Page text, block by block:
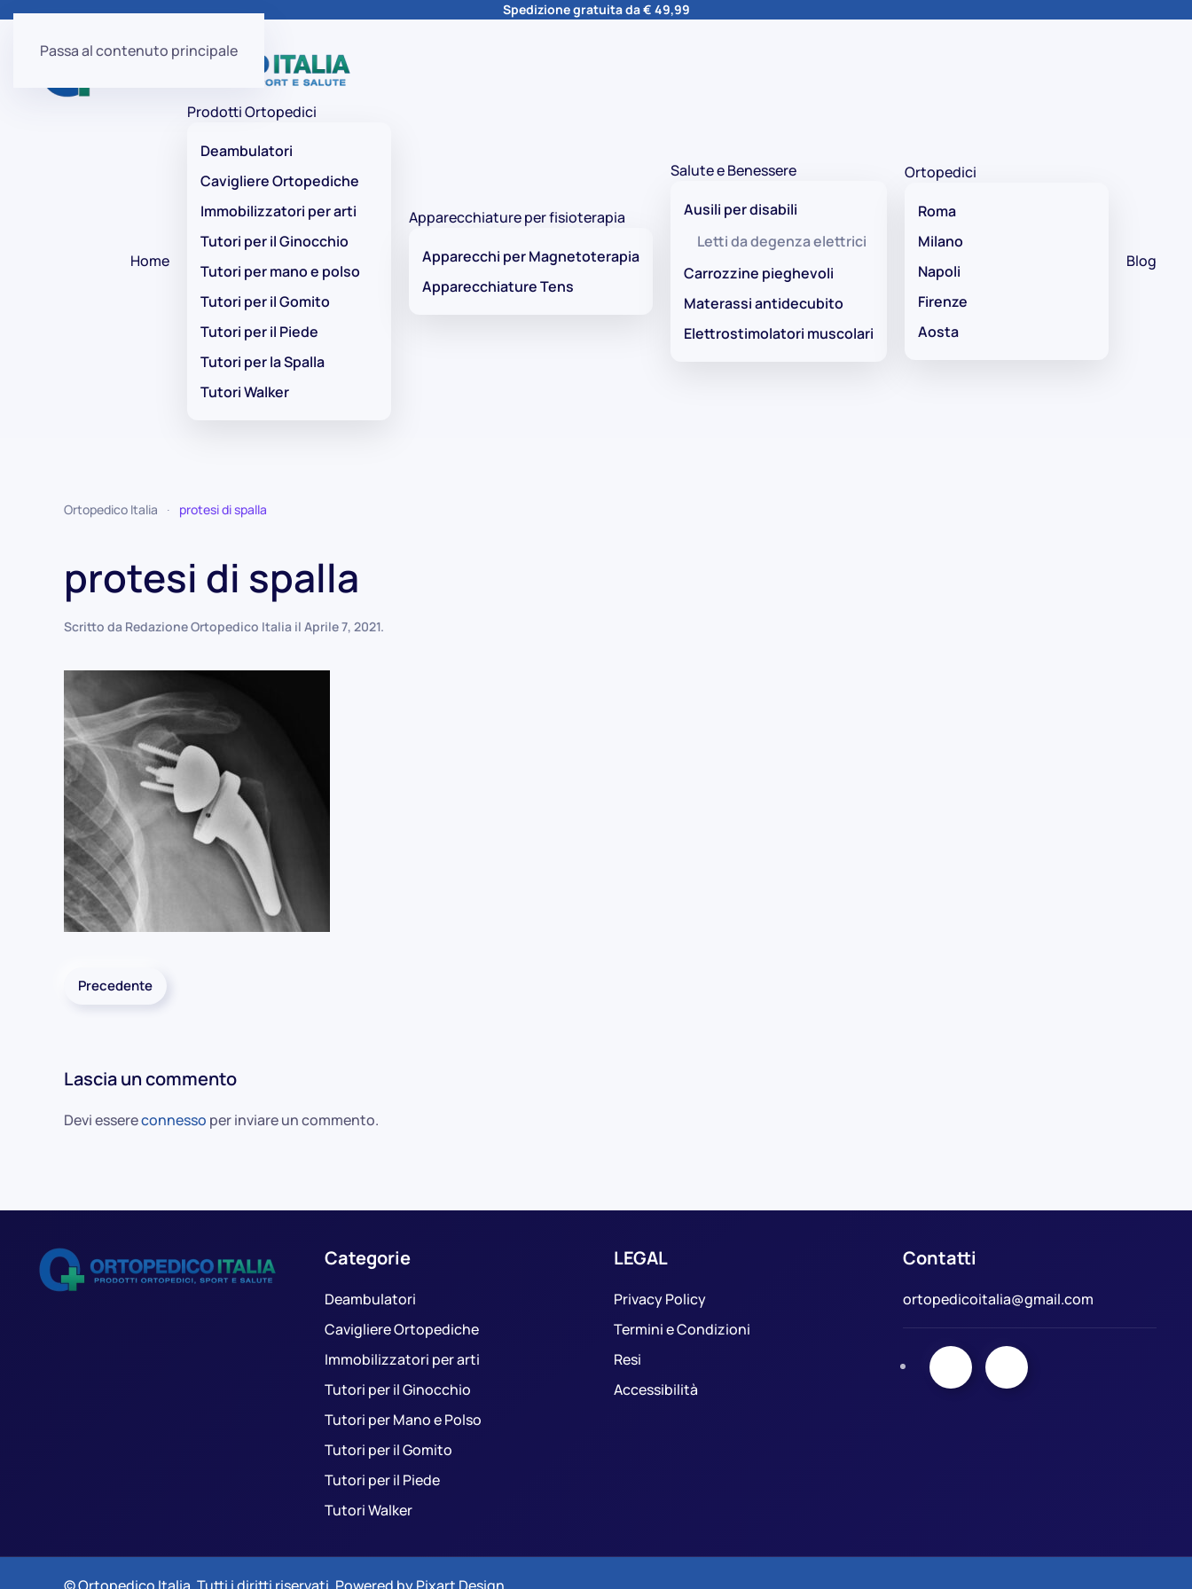
Passa al contenuto principale
Spedizione gratuita da € 49,99
Home
Prodotti Ortopedici
Deambulatori
Cavigliere Ortopediche
Immobilizzatori per arti
Tutori per il Ginocchio
Tutori per mano e polso
Tutori per il Gomito
Tutori per il Piede
Tutori per la Spalla
Tutori Walker
Apparecchiature per fisioterapia
Apparecchi per Magnetoterapia
Apparecchiature Tens
Salute e Benessere
Ausili per disabili
Letti da degenza elettrici
Carrozzine pieghevoli
Materassi antidecubito
Elettrostimolatori muscolari
Ortopedici
Roma
Milano
Napoli
Firenze
Aosta
Blog
Ortopedico Italia protesi di spalla
protesi di spalla
Scritto da Redazione Ortopedico Italia il Aprile 7, 2021.
Precedente
Lascia un commento
Devi essereconnesso per inviare un commento.
Categorie
Deambulatori
Cavigliere Ortopediche
Immobilizzatori per arti
Tutori per il Ginocchio
Tutori per Mano e Polso
Tutori per il Gomito
Tutori per il Piede
Tutori Walker
LEGAL
Privacy Policy
Termini e Condizioni
Resi
Accessibilità
Contatti
ortopedicoitalia@gmail.com